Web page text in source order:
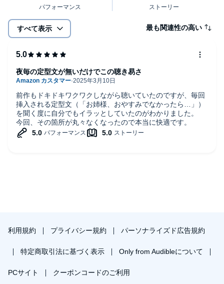
すべて表示 最も関連性の高い
前作もドキドキワクワクしながら聴いていたのですが、毎回
挿入される定型文（「お姉様、おやすみでなかったら…」）
を聞く度に自分でもイラッとしていたのがわかりました。
今回、その箇所が丸々なくなったので本当に快適です。
夜毎の定型文が無いだけでこの聴き易さ
利用規約 プライバシー規約 パーソナライズド広告規約
特定商取引法に基づく表示 Only from Audibleについて
PCサイト クーポンコードのご利用